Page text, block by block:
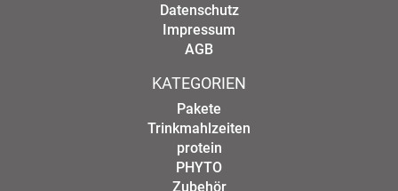
Datenschutz
Impressum
AGB
KATEGORIEN
Pakete
Trinkmahlzeiten
protein
PHYTO
Zubehör